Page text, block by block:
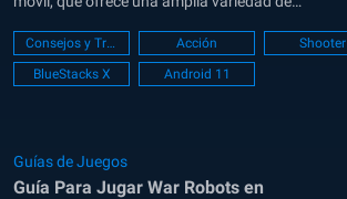
modelos mecánicos junto con una gran
cantidad de opciones de personalización que te
permiten crear la máquina de guerra de tus
Consejos y Trucos Acción
Shooter
BlueStacks X
Android 11
Guías de Juegos
Guía Para Jugar War Robots en